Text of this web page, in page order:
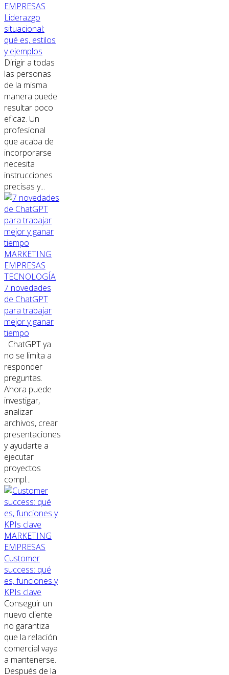
EMPRESAS
Liderazgo
situacional:
qué es, estilos
y ejemplos
Dirigir a todas
las personas
de la misma
manera puede
resultar poco
eficaz. Un
profesional
que acaba de
incorporarse
necesita
instrucciones
precisas y...
MARKETING
EMPRESAS
TECNOLOGÍA
7 novedades
de ChatGPT
para trabajar
mejor y ganar
tiempo
ChatGPT ya
no se limita a
responder
preguntas.
Ahora puede
investigar,
analizar
archivos, crear
presentaciones
y ayudarte a
ejecutar
proyectos
compl...
MARKETING
EMPRESAS
Customer
success: qué
es, funciones y
KPIs clave
Conseguir un
nuevo cliente
no garantiza
que la relación
comercial vaya
a mantenerse.
Después de la